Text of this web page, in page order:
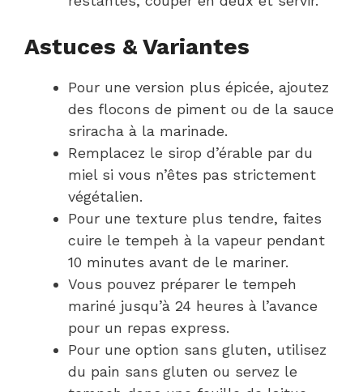
Astuces & Variantes
Pour une version plus épicée, ajoutez
des flocons de piment ou de la sauce
sriracha à la marinade.
Remplacez le sirop d’érable par du
miel si vous n’êtes pas strictement
végétalien.
Pour une texture plus tendre, faites
cuire le tempeh à la vapeur pendant
10 minutes avant de le mariner.
Vous pouvez préparer le tempeh
mariné jusqu’à 24 heures à l’avance
pour un repas express.
Pour une option sans gluten, utilisez
du pain sans gluten ou servez le